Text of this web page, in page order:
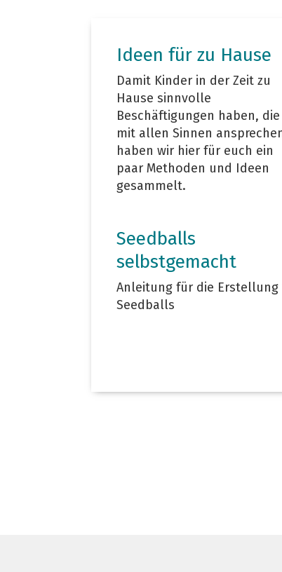
Ideen für zu Hause
Damit Kinder in der Zeit zu
Hause sinnvolle
Beschäftigungen haben, die
mit allen Sinnen
haben wir hier für euch ein
paar Methoden und Ideen
gesammelt.
Seedballs
selbstgemacht
Anleitung für die Erstellung
Seedballs